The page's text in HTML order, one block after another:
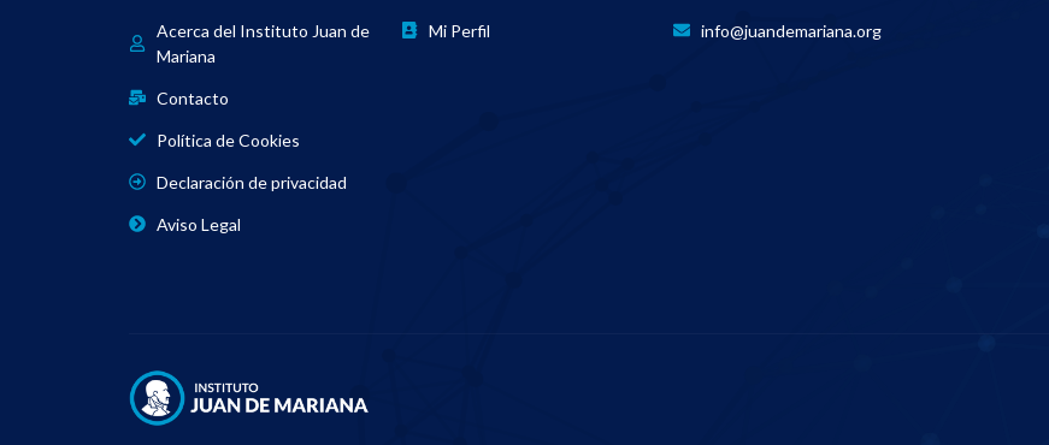
Acerca del Instituto Juan de
Mariana
Contacto
Política de Cookies
Declaración de privacidad
Aviso Legal
Mi Perfil info@juandemariana.org